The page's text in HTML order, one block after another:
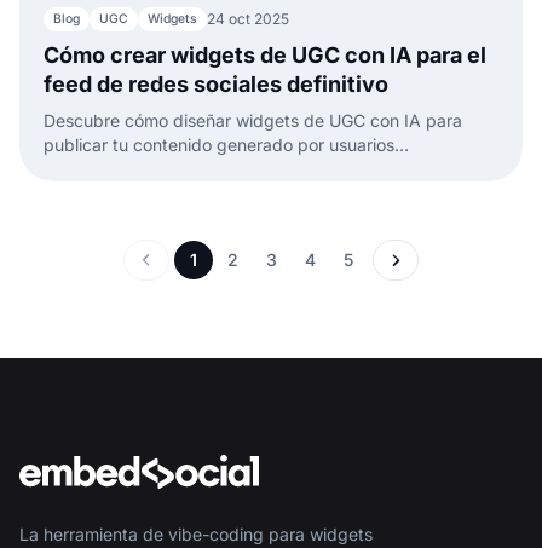
Blog UGC Widgets 24 oct 2025
Cómo crear widgets de UGC con IA para el
feed de redes sociales definitivo
Descubre cómo diseñar widgets de UGC con IA para
publicar tu contenido generado por usuarios
1 2 3 4 5
La herramienta de vibe-coding para widgets